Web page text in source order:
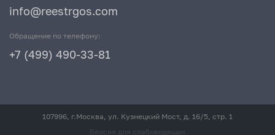
info@reestrgos.com
Обращение по телефону:
+7 (499) 490-33-81
107996, г.Москва, ул. Кузнецкий Мост, д. 16/5, стр. 1
Версия для слабовидящих